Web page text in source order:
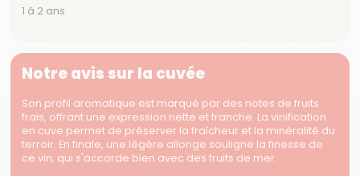
1 à 2 ans
Notre avis sur la cuvée
Son profil aromatique est marqué par des notes de fruits
frais, offrant une expression nette et franche. La vinification
en cuve permet de préserver la fraîcheur et la minéralité du
terroir. En finale, une légère allonge souligne la finesse de
ce vin, qui s'accorde bien avec des fruits de mer.